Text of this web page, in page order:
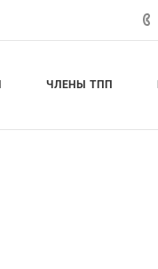
ЧЛЕНЫ ТПП